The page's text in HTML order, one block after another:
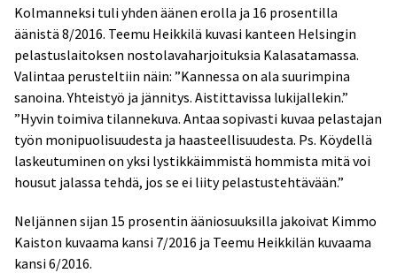
Kolmanneksi tuli yhden äänen erolla ja 16 prosentilla
äänistä 8/2016. Teemu Heikkilä kuvasi kanteen Helsingin
pelastuslaitoksen nostolavaharjoituksia Kalasatamassa.
Valintaa perusteltiin näin: ”Kannessa on ala suurimpina
sanoina. Yhteistyö ja jännitys. Aistittavissa lukijallekin.”
”Hyvin toimiva tilannekuva. Antaa sopivasti kuvaa pelastajan
työn monipuolisuudesta ja haasteellisuudesta. Ps. Köydellä
laskeutuminen on yksi lystikkäimmistä hommista mitä voi
housut jalassa tehdä, jos se ei liity pelastustehtävään.”
Neljännen sijan 15 prosentin ääniosuuksilla jakoivat Kimmo
Kaiston kuvaama kansi 7/2016 ja Teemu Heikkilän kuvaama
kansi 6/2016.